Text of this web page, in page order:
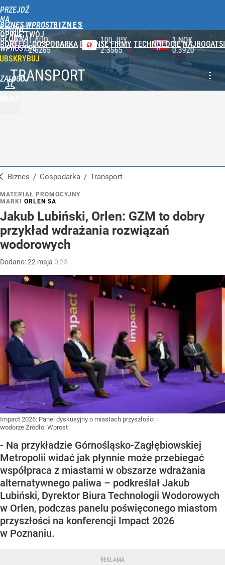
PRZEJDŹ
NA
STRONĘ
GŁÓWNĄ
WPROST.PL
BIZNES WPROST
OPINIE TWÓJ
PORTFEL GOSPODARKA FINANSE FIRMY TECHNOLOGIE NAJBOGATSI
ZALOGUJ
100 JPY
2.3565
1 NOK
0.3920
1 DKK
0.5753
TRANSPORT
Biznes / Gospodarka / Transport
MATERIAŁ PROMOCYJNY
MARKI ORLEN SA
Jakub Lubiński, Orlen: GZM to dobry
przykład wdrażania rozwiązań
wodorowych
Dodano:22 maja 0:23
Impact 2026: Panel dyskusyjny o miastach przyszłości i
wodorze Źródło: Wprost
- Na przykładzie Górnośląsko-Zagłębiowskiej
Metropolii widać jak płynnie może przebiegać
współpraca z miastami w obszarze wdrażania
alternatywnego paliwa – podkreślał Jakub
Lubiński, Dyrektor Biura Technologii Wodorowych
w Orlen, podczas panelu poświęconego miastom
przyszłości na konferencji Impact 2026
w Poznaniu.